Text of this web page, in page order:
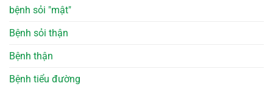
bệnh sỏi "mật"
Bệnh sỏi thận
Bệnh thận
Bệnh tiểu đường